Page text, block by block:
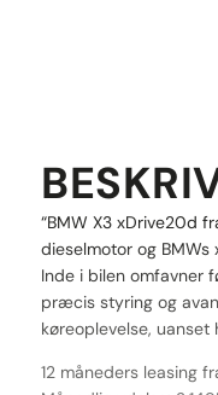
“BMW X3 xDrive20d
dieselmotor og
Inde i bilen omfavner
præcis styring og
køreoplevelse, uanset
12 måneders leasing